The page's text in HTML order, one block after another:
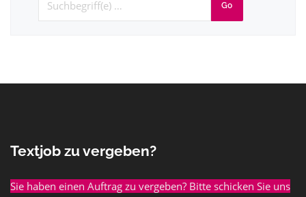
Go
Textjob zu vergeben?
Sie haben einen Auftrag zu vergeben? Bitte schicken Sie uns